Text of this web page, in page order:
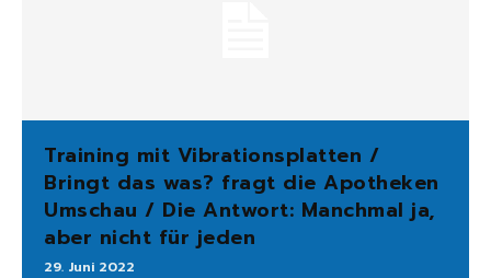
Training mit Vibrationsplatten /
Bringt das was? fragt die Apotheken
Umschau / Die Antwort: Manchmal ja,
aber nicht für jeden
29. Juni 2022